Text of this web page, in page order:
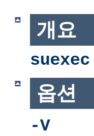
개요
suexec
옵션
-V